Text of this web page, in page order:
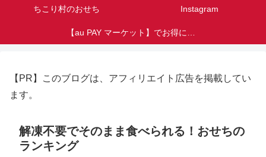
ちこり村のおせち Instagram
【au PAY マーケット】でお得におせち購入！au・UQユーザー必見！Pontaポイント特典
【PR】このブログは、アフィリエイト広告を掲載してい
ます。
解凍不要でそのまま食べられる！おせちの
ランキング